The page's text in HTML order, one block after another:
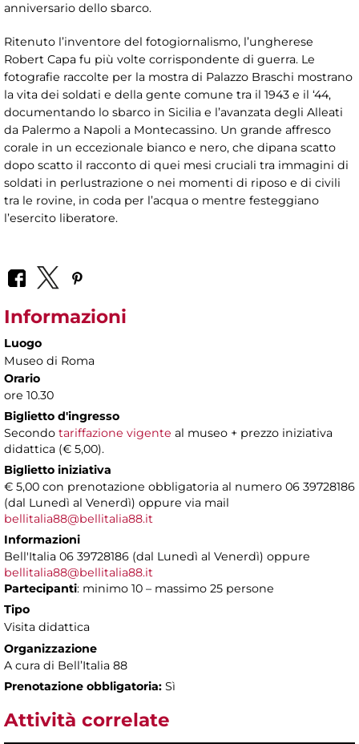
anniversario dello sbarco.
Ritenuto l’inventore del fotogiornalismo, l’ungherese
Robert Capa fu più volte corrispondente di guerra. Le
fotografie raccolte per la mostra di Palazzo Braschi mostrano
la vita dei soldati e della gente comune tra il 1943 e il ‘44,
documentando lo sbarco in Sicilia e l’avanzata degli Alleati
da Palermo a Napoli a Montecassino. Un grande affresco
corale in un eccezionale bianco e nero, che dipana scatto
dopo scatto il racconto di quei mesi cruciali tra immagini di
soldati in perlustrazione o nei momenti di riposo e di civili
tra le rovine, in coda per l’acqua o mentre festeggiano
l’esercito liberatore.
Informazioni
Luogo
Museo di Roma
Orario
ore 10.30
Biglietto d'ingresso
Secondo tariffazione vigente al museo + prezzo iniziativa
didattica (€ 5,00).
Biglietto iniziativa
€ 5,00 con prenotazione obbligatoria al numero 06 39728186
(dal Lunedì al Venerdì) oppure via mail
bellitalia88@bellitalia88.it
Informazioni
Bell'Italia 06 39728186 (dal Lunedì al Venerdì) oppure
bellitalia88@bellitalia88.it
Partecipanti: minimo 10 – massimo 25 persone
Tipo
Visita didattica
Organizzazione
A cura di Bell’Italia 88
Prenotazione obbligatoria: Sì
Attività correlate